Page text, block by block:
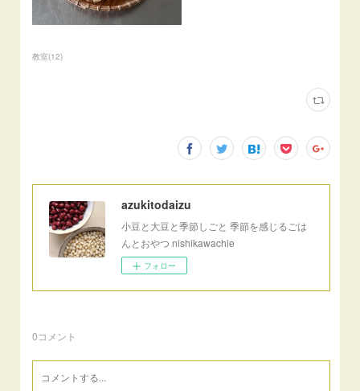
教室(12)
azukitodaizu
小豆と大豆と季節しごと 季節を感じるごは
んとおやつ nishikawachie
フォロー
0コメント